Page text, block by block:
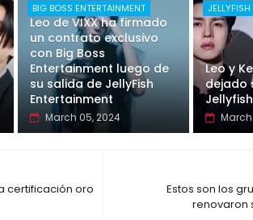
BIG BOSS ENTERTAINMENT
Leo de VIXX ha firmado
un contrato exclusivo
con Big Boss
Entertainment luego de
su salida de JellyFish
Entertainment
March 05, 2024
JELLYFISH
Leo y
dejado
Estos son los
renovaron
certificación oro